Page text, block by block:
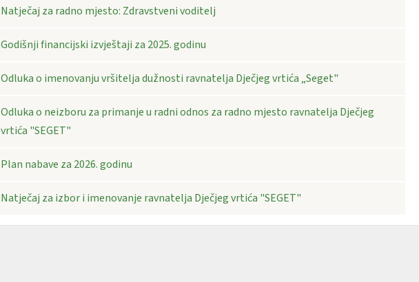
Natječaj za radno mjesto: Zdravstveni voditelj
Godišnji financijski izvještaji za 2025. godinu
Odluka o imenovanju vršitelja dužnosti ravnatelja Dječjeg vrtića „Seget"
Odluka o neizboru za primanje u radni odnos za radno mjesto ravnatelja Dječjeg
vrtića "SEGET"
Plan nabave za 2026. godinu
Natječaj za izbor i imenovanje ravnatelja Dječjeg vrtića "SEGET"